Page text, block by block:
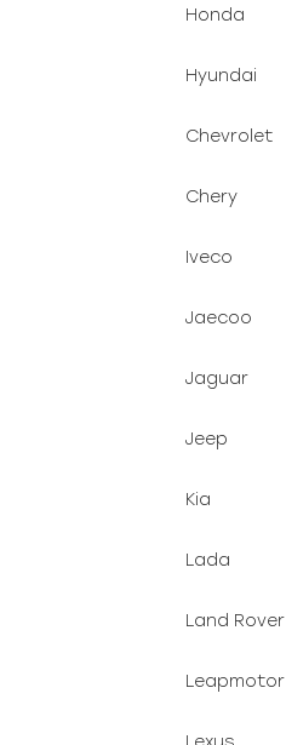
Honda
Hyundai
Chevrolet
Chery
Iveco
Jaecoo
Jaguar
Jeep
Kia
Lada
Land Rover
Leapmotor